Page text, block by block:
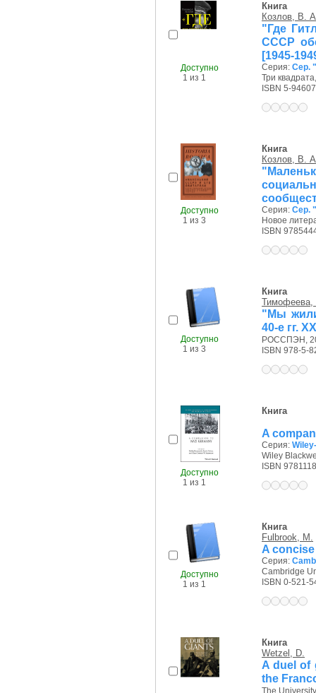
Доступно
1 из 1
Книга
Козлов, В.
"Где
СССР
[1945-
Серия: Сер.
Три
ISBN 5-
Доступно
1 из 3
Книга
Козлов, В.
Серия: Сер.
Новое
ISBN
Доступно
1 из 3
Книга
"Мы
40-е гг.
РОССПЭН,
ISBN 978-5-
Доступно
1 из 1
Книга
A
Серия:
Wiley
ISBN
Доступно
1 из 1
Книга
Fulbrook, M.
A
Серия:
Cambridge
ISBN 0-521-
Книга
Wetzel, D.
A duel of
the
The